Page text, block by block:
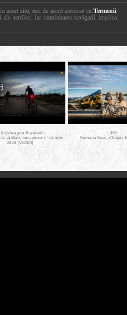
acest site, esti de acord automat cuTermenii
ale tertilor, iar continuarea navigarii implica
bicicleta prin Bucuresti /
e) Marti, intre prieteni / 14 iulie
2026 [VIDEO]
PiP
Romania Rosu, Chiajna